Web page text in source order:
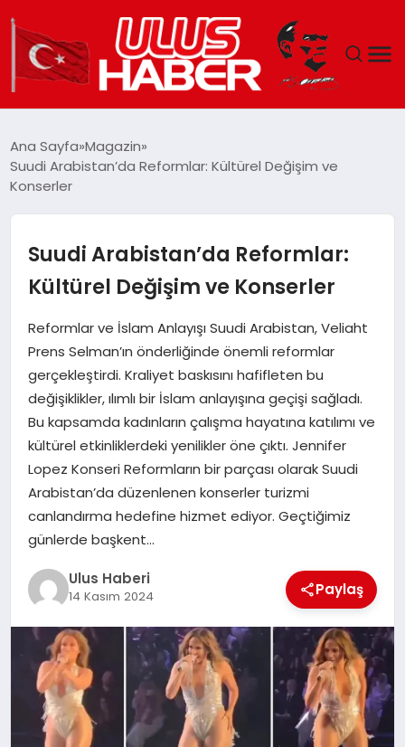
DÜNYA
TEKNOLOJI
MAGAZIN
SPOR
YAŞAM
Ana Sayfa Magazin
Suudi Arabistan’da Reformlar: Kültürel Değişim ve
Konserler
Suudi Arabistan’da Reformlar:
Kültürel Değişim ve Konserler
Reformlar ve İslam Anlayışı Suudi Arabistan, Veliaht
Prens Selman’ın önderliğinde önemli reformlar
gerçekleştirdi. Kraliyet baskısını hafifleten bu
değişiklikler, ılımlı bir İslam anlayışına geçişi sağladı.
Bu kapsamda kadınların çalışma hayatına katılımı ve
kültürel etkinliklerdeki yenilikler öne çıktı. Jennifer
Lopez Konseri Reformların bir parçası olarak Suudi
Arabistan’da düzenlenen konserler turizmi
canlandırma hedefine hizmet ediyor. Geçtiğimiz
günlerde başkent…
Ulus Haberi
14 Kasım 2024 Paylaş